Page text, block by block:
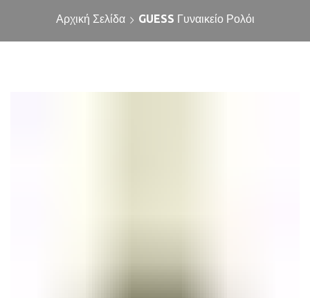
Αρχική Σελίδα GUESS Γυναικείο Ρολόι